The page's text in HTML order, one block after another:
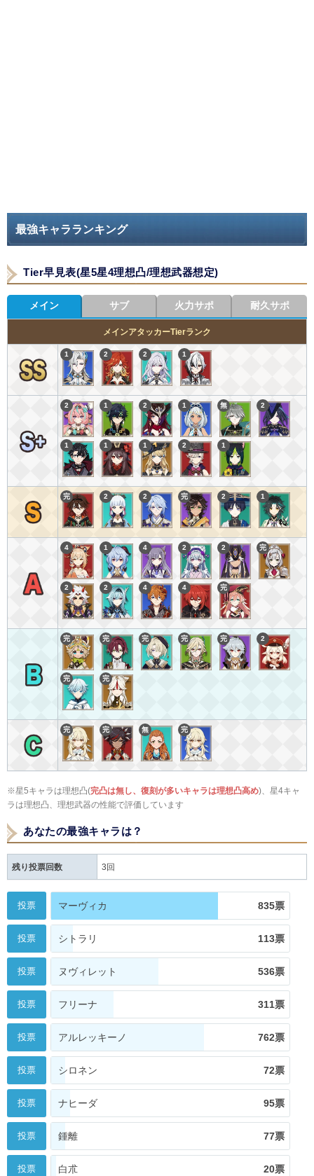
最強キャラランキング
Tier早見表(星5星4理想凸/理想武器想定)
メイン サブ 火力サポ 耐久サポ
メインアタッカーTierランク
1 2 2 1
2 1 2 1 無 2
1 1 1 2 1
完 2 2 完 2 1
4 1 4 2 2 完
2 2 4 4 完
完 完 完 完 完 2
完 完
完 完 無 完
※星5キャラは理想凸(完凸は無し、復刻が多いキャラは理想凸高め)、星4キャ
ラは理想凸、理想武器の性能で評価しています
あなたの最強キャラは？
残り投票回数 3 回
投票 マーヴィカ 835票
投票 シトラリ 113票
投票 ヌヴィレット 536票
投票 フリーナ 311票
投票 アルレッキーノ 762票
投票 シロネン 72票
投票 ナヒーダ 95票
投票 鍾離 77票
投票 白朮 20票